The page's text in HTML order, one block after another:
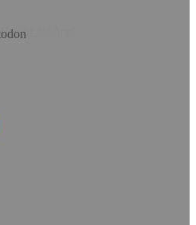
Hol dir die App!